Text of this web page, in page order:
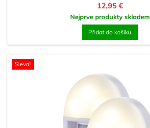
Cena
12,95 €
Nejprve produkty skladem
Přidat do košíku
Sleva!